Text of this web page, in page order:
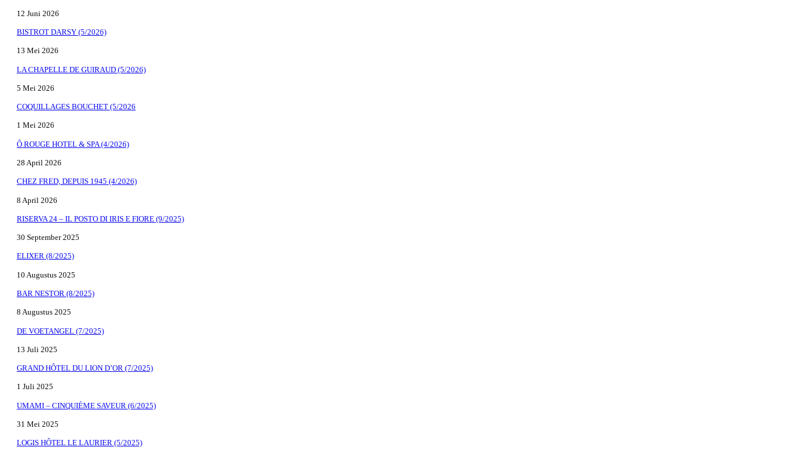
12 Juni 2026
BISTROT DARSY (5/2026)
13 Mei 2026
LA CHAPELLE DE GUIRAUD (5/2026)
5 Mei 2026
COQUILLAGES BOUCHET (5/2026
1 Mei 2026
Ô ROUGE HOTEL & SPA (4/2026)
28 April 2026
CHEZ FRED, DEPUIS 1945 (4/2026)
8 April 2026
RISERVA 24 – IL POSTO DI IRIS E FIORE (9/2025)
30 September 2025
ELIXER (8/2025)
10 Augustus 2025
BAR NESTOR (8/2025)
8 Augustus 2025
DE VOETANGEL (7/2025)
13 Juli 2025
GRAND HÔTEL DU LION D’OR (7/2025)
1 Juli 2025
UMAMI – CINQUIÈME SAVEUR (6/2025)
31 Mei 2025
LOGIS HÔTEL LE LAURIER (5/2025)